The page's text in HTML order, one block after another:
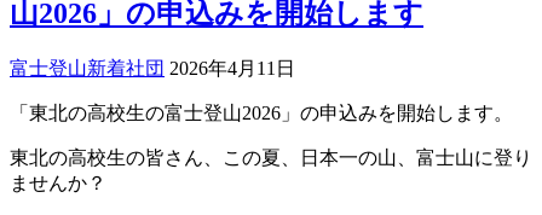
山2026」の申込みを開始します
富士登山新着社団 2026年4月11日
「東北の高校生の富士登山2026」の申込みを開始します。
東北の高校生の皆さん、この夏、日本一の山、富士山に登り
ませんか？